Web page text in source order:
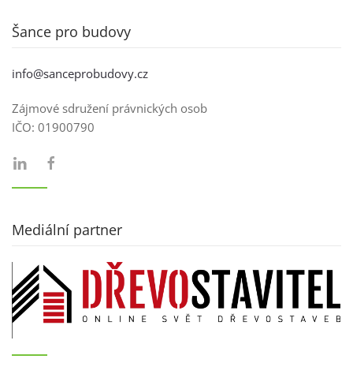
Šance pro budovy
info@sanceprobudovy.cz
Zájmové sdružení právnických osob
IČO: 01900790
Mediální partner